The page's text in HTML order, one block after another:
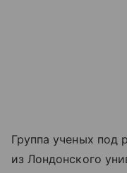
Группа ученых под
из Лондонского